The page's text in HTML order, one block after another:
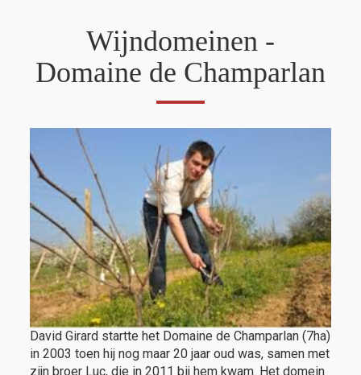
Wijndomeinen -
Domaine de Champarlan
David Girard startte het Domaine de Champarlan (7ha)
in 2003 toen hij nog maar 20 jaar oud was, samen met
zijn broer Luc, die in 2011 bij hem kwam. Het domein